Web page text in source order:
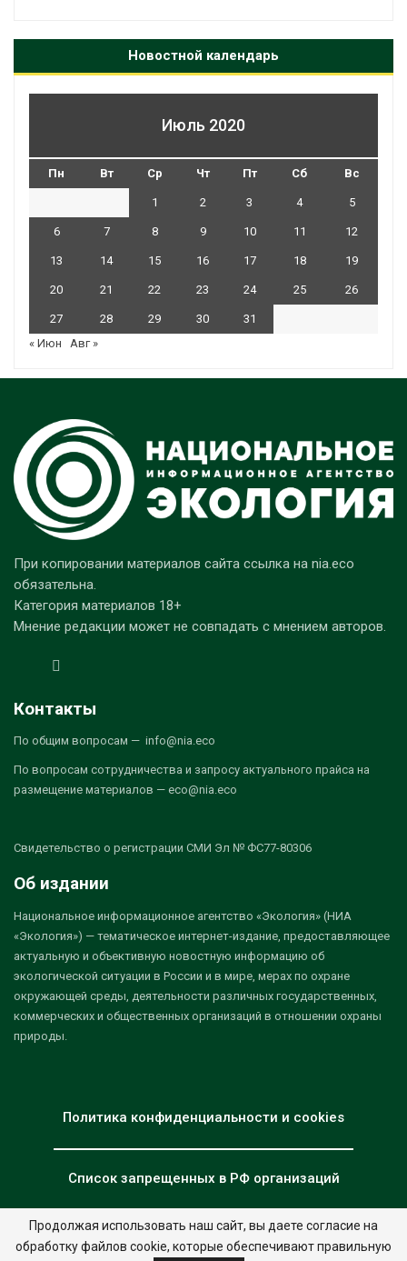
Новостной календарь
Июль 2020
Пн Вт Ср Чт Пт Сб Вс
1 2 3 4 5
6 7 8 9 10 11 12
13 14 15 16 17 18 19
20 21 22 23 24 25 26
27 28 29 30
31
« Июн
Авг »
При копировании материалов сайта ссылка на nia.eco
обязательна.
Категория материалов 18+
Мнение редакции может не совпадать с мнением авторов.
Контакты
По общим вопросам — info@nia.eco
По вопросам сотрудничества и запросу актуального прайса на
размещение материалов — eco@nia.eco
Свидетельство о регистрации СМИ Эл № ФС77-80306
Об издании
Национальное информационное агентство «Экология» (НИА
«Экология») — тематическое интернет-издание, предоставляющее
актуальную и объективную новостную информацию об
экологической ситуации в России и в мире, мерах по охране
окружающей среды, деятельности различных государственных,
коммерческих и общественных организаций в отношении охраны
природы.
Политика конфиденциальности и cookies
Список запрещенных в РФ организаций
© 2026 - НИА "Экология". Все права защищены. Дизайн:nia.eco
Продолжая использовать наш сайт, вы даете согласие на
обработку файлов cookie, которые обеспечивают правильную